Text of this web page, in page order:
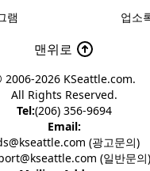
램 업소
맨위로
2006-2026 KSeattle.com
All Rights Reserved.
Tel:(206) 356-9694
Email:
(광고문의)
(일반문의)
Mailing Address: